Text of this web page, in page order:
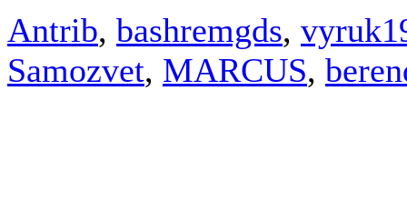
Antrib, bashremgds,
Samozvet, MARCUS,